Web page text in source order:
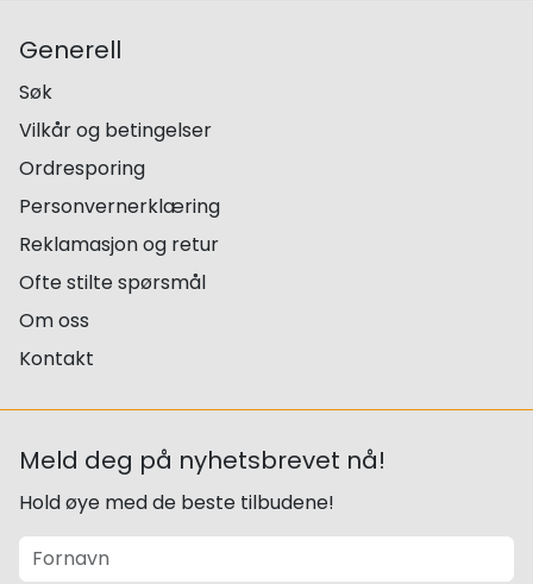
Generell
Søk
Vilkår og betingelser
Ordresporing
Personvernerklæring
Reklamasjon og retur
Ofte stilte spørsmål
Om oss
Kontakt
Meld deg på nyhetsbrevet nå!
Hold øye med de beste tilbudene!